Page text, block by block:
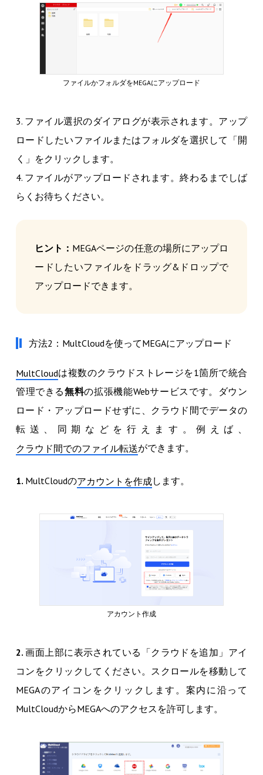
ファイルかフォルダをMEGAにアップロード
3. ファイル選択のダイアログが表示されます。アップ
ロードしたいファイルまたはフォルダを選択して「開
く」をクリックします。
4. ファイルがアップロードされます。終わるまでしば
らくお待ちください。
ヒント： MEGAページの任意の場所にアップロ
ードしたいファイルをドラッグ&ドロップで
アップロードできます。
方法2：MultCloudを使ってMEGAにアップロード
MultCloudは複数のクラウドストレージを1箇所で統合
管理できる無料の拡張機能Webサービスです。ダウン
ロード・アップロードせずに、クラウド間でデータの
転送、同期などを行えます。例えば、
クラウド間でのファイル転送ができます。
1. MultCloudのアカウントを作成します。
アカウント作成
2.画面上部に表示されている「クラウドを追加」アイ
コンをクリックしてください。スクロールを移動して
MEGAのアイコンをクリックします。案内に沿って
MultCloudからMEGAへのアクセスを許可します。